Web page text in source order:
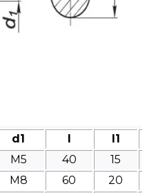
d1 l l1
M5 40 15
M8 60 20